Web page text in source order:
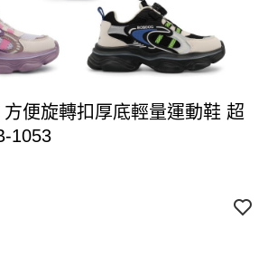
便旋轉扣厚底輕量運動鞋 超
1053